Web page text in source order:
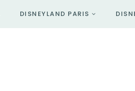
DISNEYLAND PARIS